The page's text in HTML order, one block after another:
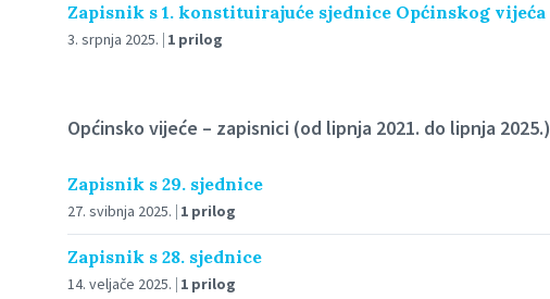
Zapisnik s 1. konstituirajuće sjednice Općinskog vijeća
3. srpnja 2025. 1 prilog
Općinsko vijeće – zapisnici (od lipnja 2021. do lipnja 2025.)
Zapisnik s 29. sjednice
27. svibnja 2025. 1 prilog
Zapisnik s 28. sjednice
14. veljače 2025. 1 prilog